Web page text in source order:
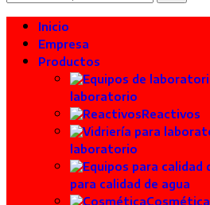
Inicio
Empresa
Productos
laboratorio
Reactivos
laboratorio
para calidad de agua
Cosmética